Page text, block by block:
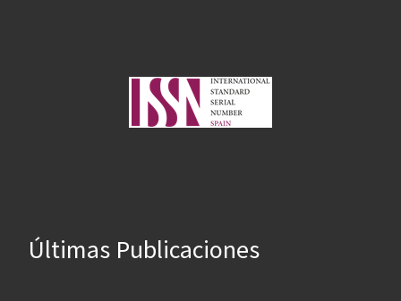
Últimas Publicaciones